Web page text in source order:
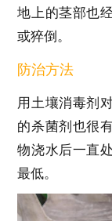
地上的茎部也
或猝倒。
防治方法
用土壤消毒剂
的杀菌剂也很
物浇水后一直
最低。